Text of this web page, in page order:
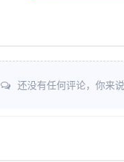
还没有任何评论，你来说